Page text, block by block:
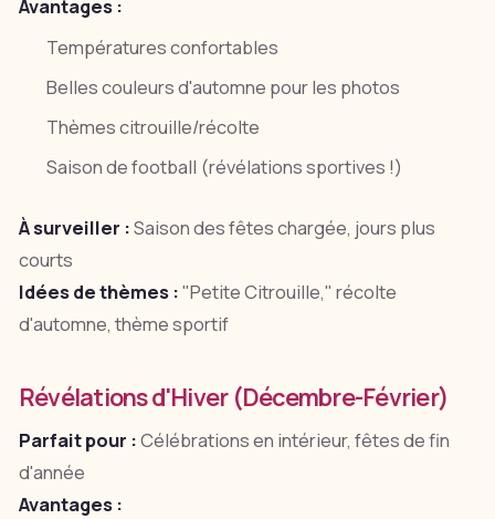
Avantages :
Températures confortables
Belles couleurs d'automne pour les photos
Thèmes citrouille/récolte
Saison de football (révélations sportives !)
À surveiller :Saison des fêtes chargée, jours plus
courts
Idées de thèmes :"Petite Citrouille," récolte
d'automne, thème sportif
Révélations d'Hiver (Décembre-Février)
Parfait pour :Célébrations en intérieur, fêtes de fin
d'année
Avantages :